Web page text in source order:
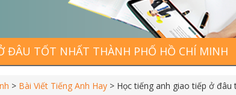
ĐÂU TỐT NHẤT THÀNH PHỐ HỒ CHÍ MINH
> Bài Viết Tiếng Anh Hay > Học tiếng anh giao tiếp ở đâu